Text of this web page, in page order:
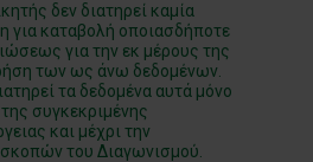
δεν διατηρεί καμία
για καταβολή οποιασδήποτε
για την εκ μέρους της
των ως άνω δεδομένων.
τα δεδομένα αυτά μόνο
συγκεκριμένης
και μέχρι την
του Διαγωνισμού.